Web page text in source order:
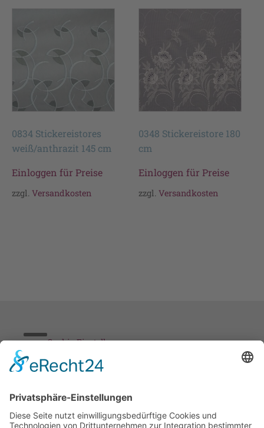
0834 Stickereistores
weiß/anthrazit 145 cm
Einloggen für Preise
zzgl. Versandkosten
0348 Stickereistore 180
cm
Einloggen für Preise
zzgl.Versandkosten
Cookie-Einstellungen